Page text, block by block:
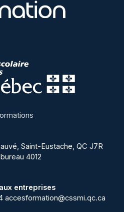
Saint-Eustache, QC J7R
4012
entreprises
accesformation@cssmi.qc.ca